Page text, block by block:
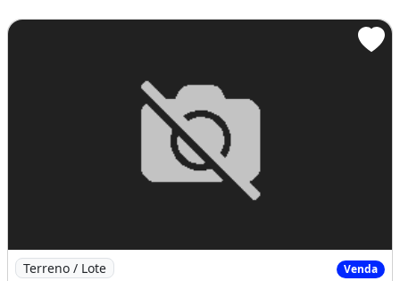
Imagem: Loteamento Boa Vista Pronto para Construir
Terreno / Lote Venda